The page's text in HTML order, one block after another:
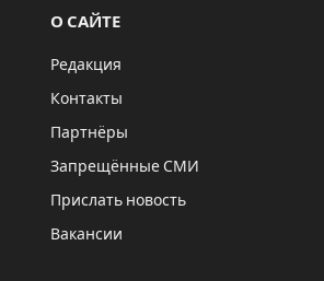
О САЙТЕ
Редакция
Контакты
Партнёры
Запрещённые СМИ
Прислать новость
Вакансии